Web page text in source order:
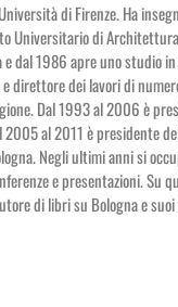
di Firenze. Ha
Universitario di
e dal 1986 apre uno studio
direttore dei lavori di
Dal 1993 al 2006 è
2005 al 2011 è presidente
Negli ultimi anni si
e presentazioni. Su
di libri su Bologna e